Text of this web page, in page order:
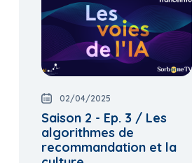
02/04/2025
Saison 2 - Ep. 3 / Les
algorithmes de
recommandation et la